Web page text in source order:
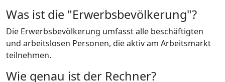
Was ist die "Erwerbsbevölkerung"?
Die Erwerbsbevölkerung umfasst alle beschäftigten
und arbeitslosen Personen, die aktiv am Arbeitsmarkt
teilnehmen.
Wie genau ist der Rechner?